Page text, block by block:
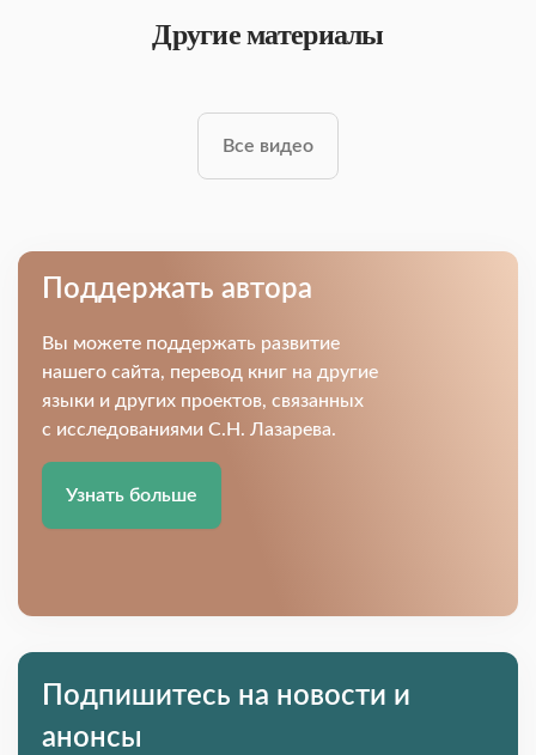
Другие материалы
Все видео
Поддержать автора
Вы можете поддержать развитие
нашего сайта, перевод книг на другие
языки и других проектов, связанных
с исследованиями С.Н. Лазарева.
Узнать больше
Подпишитесь на новости и
анонсы